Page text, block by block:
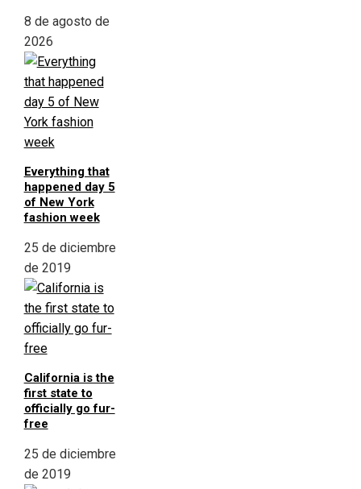
8 de agosto de
2026
Everything that
happened day 5
of New York
fashion week
25 de diciembre
de 2019
California is the
first state to
officially go fur-
free
25 de diciembre
de 2019